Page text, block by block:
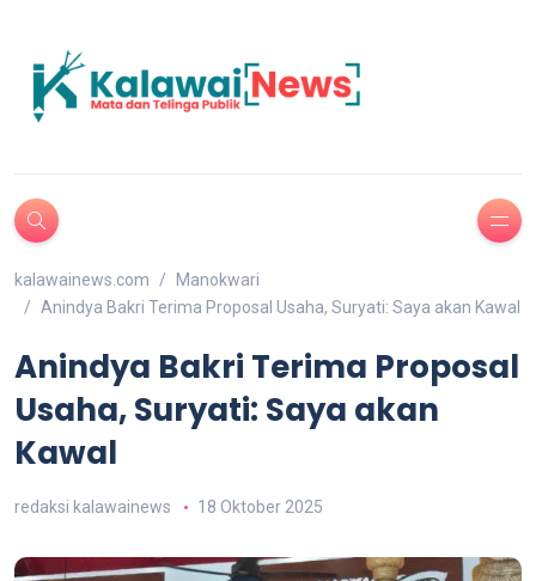
kalawainews.com
Manokwari
Anindya Bakri Terima Proposal Usaha, Suryati: Saya akan Kawal
Anindya Bakri Terima Proposal
Usaha, Suryati: Saya akan
Kawal
redaksi kalawainews 18 Oktober 2025